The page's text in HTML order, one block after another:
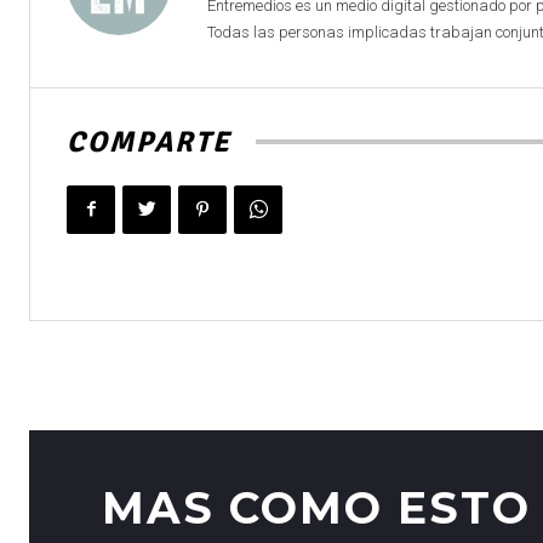
Entremedios es un medio digital gestionado por
Todas las personas implicadas trabajan
COMPARTE
MAS COMO ESTO